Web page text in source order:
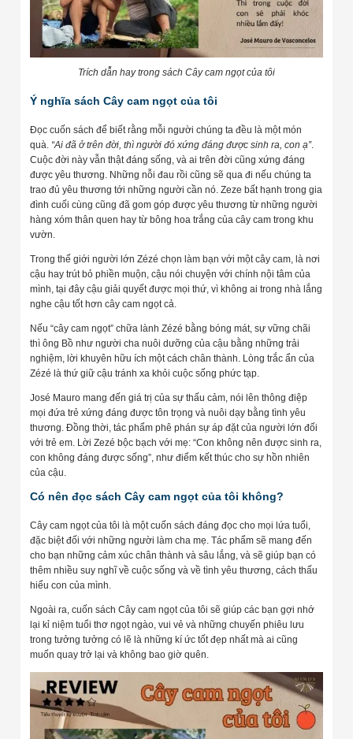
Trích dẫn hay trong sách Cây cam ngọt của tôi
Ý nghĩa sách Cây cam ngọt của tôi
Đọc cuốn sách để biết rằng mỗi người chúng ta đều là một món
quà. “Ai đã ở trên đời, thì người đó xứng đáng được sinh ra, con ạ”.
Cuộc đời này vẫn thật đáng sống, và ai trên đời cũng xứng đáng
được yêu thương. Những nỗi đau rồi cũng sẽ qua đi nếu chúng ta
trao đủ yêu thương tới những người cần nó. Zeze bất hạnh trong gia
đình cuối cùng cũng đã gom góp được yêu thương từ những người
hàng xóm thân quen hay từ bông hoa trắng của cây cam trong khu
vườn.
Trong thế giới người lớn Zézé chọn làm bạn với một cây cam, là nơi
cậu hay trút bỏ phiền muộn, cậu nói chuyện với chính nội tâm của
mình, tại đây cậu giải quyết được mọi thứ, vì không ai trong nhà lắng
nghe cậu tốt hơn cây cam ngọt cả.
Nếu “cây cam ngọt” chữa lành Zézé bằng bóng mát, sự vững chãi
thì ông Bồ như người cha nuôi dưỡng của cậu bằng những trải
nghiệm, lời khuyên hữu ích một cách chân thành. Lòng trắc ẩn của
Zézé là thứ giữ cậu tránh xa khỏi cuộc sống phức tạp.
José Mauro mang đến giá trị của sự thấu cảm, nói lên thông điệp
mọi đứa trẻ xứng đáng được tôn trọng và nuôi dạy bằng tình yêu
thương. Đồng thời, tác phẩm phê phán sự áp đặt của người lớn đối
với trẻ em. Lời Zezé bộc bạch với mẹ: “Con không nên được sinh ra,
con không đáng được sống”, như điểm kết thúc cho sự hồn nhiên
của cậu.
Có nên đọc sách Cây cam ngọt của tôi không?
Cây cam ngọt của tôi là một cuốn sách đáng đọc cho mọi lứa tuổi,
đặc biệt đối với những người làm cha mẹ. Tác phẩm sẽ mang đến
cho bạn những cảm xúc chân thành và sâu lắng, và sẽ giúp bạn có
thêm nhiều suy nghĩ về cuộc sống và về tình yêu thương, cách thấu
hiểu con của mình.
Ngoài ra, cuốn sách Cây cam ngọt của tôi sẽ giúp các bạn gợi nhớ
lại kỉ niệm tuổi thơ ngọt ngào, vui vẻ và những chuyến phiêu lưu
trong tưởng tưởng có lẽ là những kí ức tốt đẹp nhất mà ai cũng
muốn quay trở lại và không bao giờ quên.